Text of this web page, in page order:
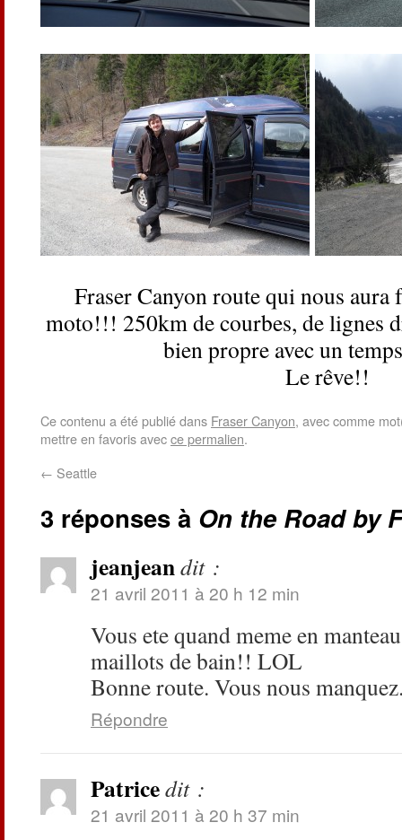
Fraser Canyon route qui nous aura
moto!!! 250km de courbes, de lignes
bien propre avec un
Le rêve!!
Ce contenu a été publié dans Fraser Canyon, avec comme
mettre en favoris avecce permalien.
← Seattle
3 réponses à On the Road by
jeanjeandit :
21 avril 2011 à 20 h 12 min
Vous ete quand meme en
maillots de bain!! LOL
Bonne route. Vous nous
Répondre
Patricedit :
21 avril 2011 à 20 h 37 min